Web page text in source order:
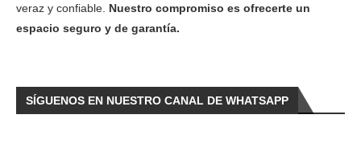
veraz y confiable. Nuestro compromiso es ofrecerte un
espacio seguro y de garantía.
SÍGUENOS EN NUESTRO CANAL DE WHATSAPP